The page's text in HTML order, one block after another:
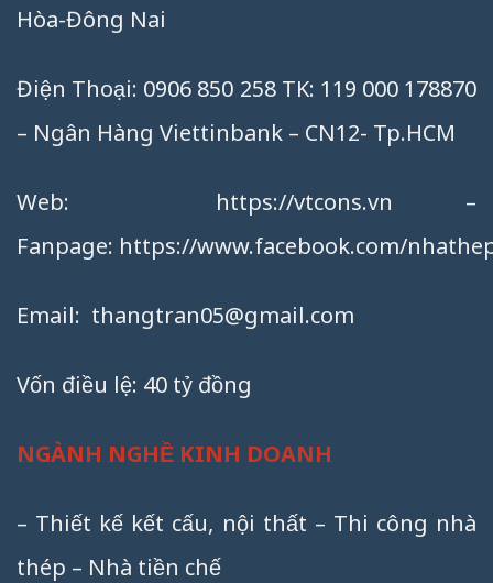
Hòa-Đông Nai
Điện Thoại: 0906 850 258 TK: 119 000 178870
– Ngân Hàng Viettinbank – CN12- Tp.HCM
Web: https://vtcons.vn –
Fanpage: https://www.facebook.com/
Email: thangtran05@gmail.com
Vốn điều lệ: 40 tỷ đồng
NGÀNH NGHỀ KINH DOANH
– Thiết kế kết cấu, nội thất – Thi công nhà
thép – Nhà tiền chế